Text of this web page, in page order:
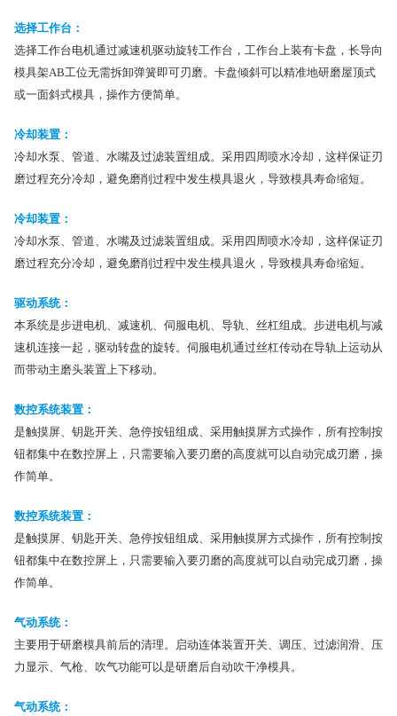
选择工作台：
选择工作台电机通过减速机驱动旋转工作台，工作台上装有卡盘，长导向
模具架AB工位无需拆卸弹簧即可刃磨。卡盘倾斜可以精准地研磨屋顶式
或一面斜式模具，操作方便简单。
冷却装置：
冷却水泵、管道、水嘴及过滤装置组成。采用四周喷水冷却，这样保证刃
磨过程充分冷却，避免磨削过程中发生模具退火，导致模具寿命缩短。
冷却装置：
冷却水泵、管道、水嘴及过滤装置组成。采用四周喷水冷却，这样保证刃
磨过程充分冷却，避免磨削过程中发生模具退火，导致模具寿命缩短。
驱动系统：
本系统是步进电机、减速机、伺服电机、导轨、丝杠组成。步进电机与减
速机连接一起，驱动转盘的旋转。伺服电机通过丝杠传动在导轨上运动从
而带动主磨头装置上下移动。
数控系统装置：
是触摸屏、钥匙开关、急停按钮组成、采用触摸屏方式操作，所有控制按
钮都集中在数控屏上，只需要输入要刃磨的高度就可以自动完成刃磨，操
作简单。
数控系统装置：
是触摸屏、钥匙开关、急停按钮组成、采用触摸屏方式操作，所有控制按
钮都集中在数控屏上，只需要输入要刃磨的高度就可以自动完成刃磨，操
作简单。
气动系统：
主要用于研磨模具前后的清理。启动连体装置开关、调压、过滤润滑、压
力显示、气枪、吹气功能可以是研磨后自动吹干净模具。
气动系统：